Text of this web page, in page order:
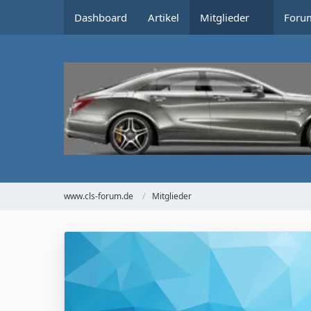
Dashboard Artikel Mitglieder
www.cls-forum.de Mitglieder